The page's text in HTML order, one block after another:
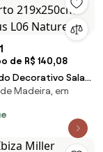
de R$ 140,08
Decorativo Sala
Prime Plus
Madeira, em